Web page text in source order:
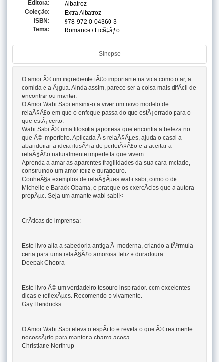
Editora:
Albatroz
Coleção:
Extra Albatroz
ISBN:
978-972-0-04360-3
Tema:
Romance / Ficã‡ãƒo
Sinopse
O amor Ã© um ingrediente tÃ£o importante na vida como o ar, a
comida e a Ã¡gua. Ainda assim, parece ser a coisa mais difÃ­cil de
encontrar ou manter.
O Amor Wabi Sabi ensina-o a viver um novo modelo de
relaÃ§Ã£o em que o enfoque passa do que estÃ¡ errado para o
que estÃ¡ certo.
Wabi Sabi Ã© uma filosofia japonesa que encontra a beleza no
que Ã© imperfeito. Aplicada Ã s relaÃ§Ãµes, ajuda o casal a
abandonar a ideia ilusÃ³ria de perfeiÃ§Ã£o e a aceitar a
relaÃ§Ã£o naturalmente imperfeita que vivem.
Aprenda a amar as aparentes fragilidades da sua cara-metade,
construindo um amor feliz e duradouro.
ConheÃ§a exemplos de relaÃ§Ãµes wabi sabi, como o de
Michelle e Barack Obama, e pratique os exercÃ­cios que a autora
propÃµe. Seja um amante wabi sabi!<
CrÃ­ticas de imprensa:
Este livro alia a sabedoria antiga Ã moderna, criando a fÃ³rmula
certa para uma relaÃ§Ã£o amorosa feliz e duradoura.
Deepak Chopra
Este livro Ã© um verdadeiro tesouro inspirador, com excelentes
dicas e reflexÃµes. Recomendo-o vivamente.
Gay Hendricks
O Amor Wabi Sabi eleva o espÃ­rito e revela o que Ã© realmente
necessÃ¡rio para manter a chama acesa.
Christiane Northrup